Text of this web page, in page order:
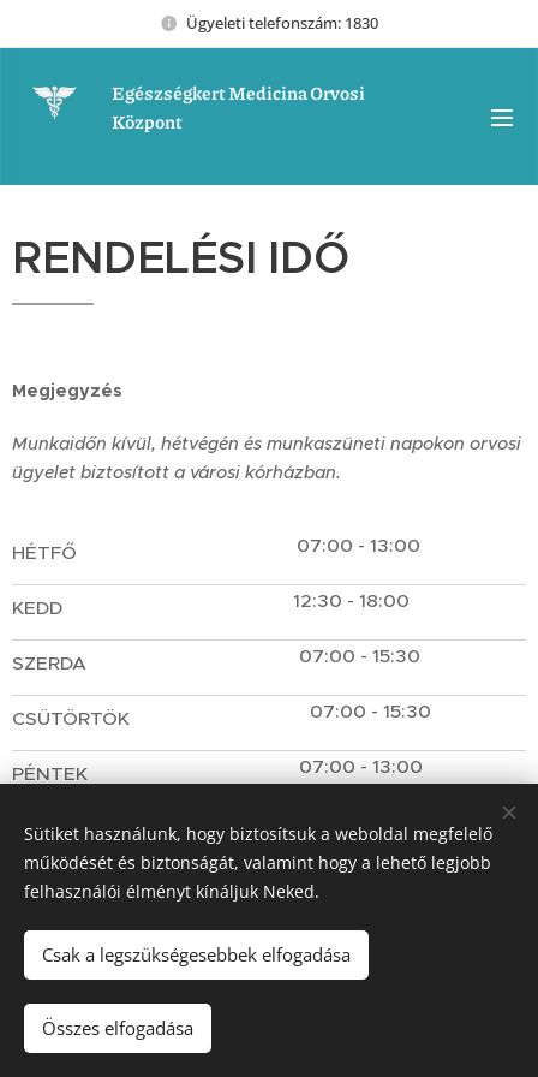
Ügyeleti telefonszám: 1830
Egészségkert Medicina Orvosi
Központ
RENDELÉSI IDŐ
Megjegyzés
Munkaidőn kívül, hétvégén és munkaszüneti napokon orvosi
ügyelet biztosított a városi kórházban.
HÉTFŐ 07:00 - 13:00
KEDD 12:30 - 18:00
SZERDA 07:00 - 15:30
CSÜTÖRTÖK 07:00 - 15:30
PÉNTEK 07:00 - 13:00
Copyright - Medicina orvosi központ
Sütiket használunk, hogy biztosítsuk a weboldal megfelelő
működését és biztonságát, valamint hogy a lehető legjobb
felhasználói élményt kínáljuk Neked.
Csak a legszükségesebbek elfogadása
Összes elfogadása